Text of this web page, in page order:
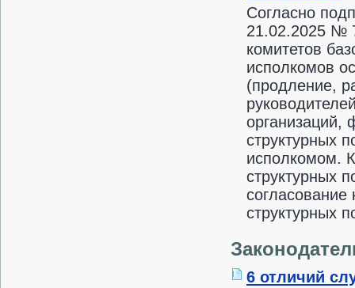
Согласно
21.02.2025 №
комитетов
исполкомов
(продление,
организаций,
структурных
исполкомом.
структурных
структурных
6 отличий